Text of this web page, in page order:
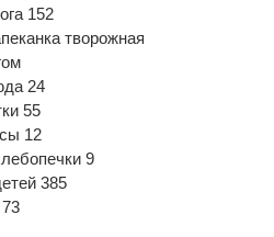
152
творожная
24
55
12
9
385